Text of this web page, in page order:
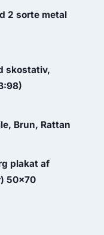
2 sorte metal
skostativ,
Brun, Rattan
plakat af
50x70